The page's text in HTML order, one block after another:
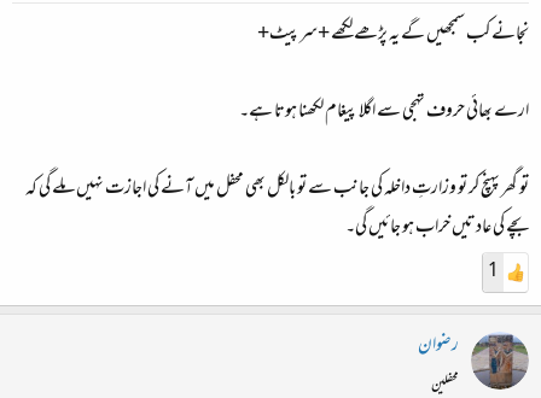
نجانے کب سمجھیں گے یہ پڑھے لکھے +سرپیٹ+
ارے بھائی حروف تہجی سے اگلا پیغام لکھنا ہوتا ہے۔
تو گھر پہنچ کر تو وزارتِ داخلہ کی جانب سے تو بالکل بھی محفل میں آنے کی اجازت نہیں ملے گی کہ
بچے کی عادتیں خراب ہو جائیں گی۔
1
رضوان
محفلین